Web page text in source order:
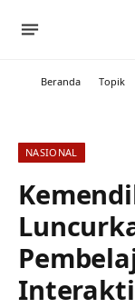
Beranda Topik
NASIONAL